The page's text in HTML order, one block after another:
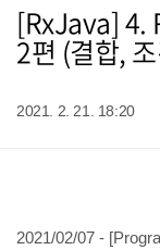
[RxJava] 4.
2편 (결합,
2021. 2. 21. 18:20
2021/02/07 -